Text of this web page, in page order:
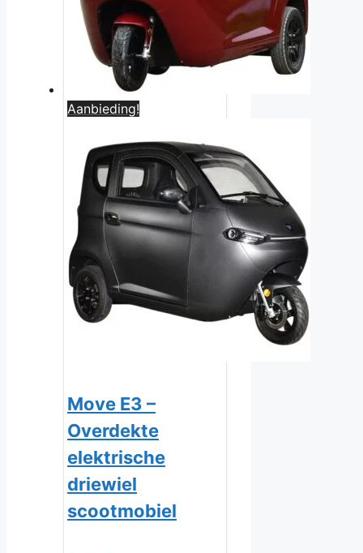
Aanbieding!
Move E3 –
Overdekte
elektrische
driewiel
scootmobiel